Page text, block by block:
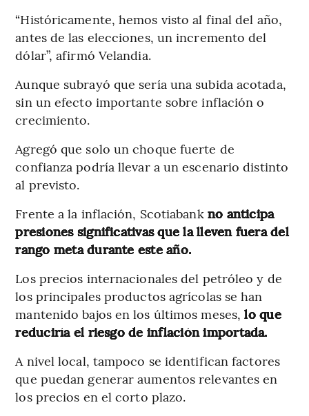
“Históricamente, hemos visto al final del año,
antes de las elecciones, un incremento del
dólar”, afirmó Velandia.
Aunque subrayó que sería una subida acotada,
sin un efecto importante sobre inflación o
crecimiento.
Agregó que solo un choque fuerte de
confianza podría llevar a un escenario distinto
al previsto.
Frente a la inflación, Scotiabank no anticipa
presiones significativas que la lleven fuera del
rango meta durante este año.
Los precios internacionales del petróleo y de
los principales productos agrícolas se han
mantenido bajos en los últimos meses, lo que
reduciría el riesgo de inflación importada.
A nivel local, tampoco se identifican factores
que puedan generar aumentos relevantes en
los precios en el corto plazo.